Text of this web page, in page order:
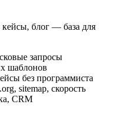
блог — база для
запросы
шаблонов
без программиста
sitemap, скорость
CRM